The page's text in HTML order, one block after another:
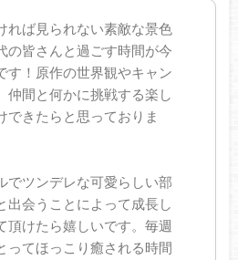
れば見られない素敵な景色
の皆さんと過ごす時間が今
す！原作の世界観やキャン
仲間と何かに挑戦する楽し
できたらと思っておりま
でツンデレな可愛らしい部
出会うことによって成長し
頂けたら嬉しいです。毎週
ってほっこり癒される時間